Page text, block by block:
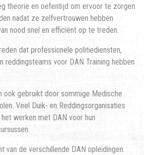
theorie en oefentijd om ervoor te zorgen
nadat ze zelfvertrouwen hebben
nood snel en efficiënt op te treden.
dat professionele politiediensten,
reddingsteams voor DAN Training hebben
ook gebruikt door sommige Medische
Veel Duik- en Reddingsorganisaties
werken met DAN voor hun
van de verschillende DAN opleidingen.